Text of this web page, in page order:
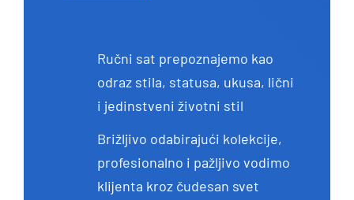
Ručni sat prepoznajemo kao
odraz stila, statusa, ukusa, lični
i jedinstveni životni stil
Brižljivo odabirajući kolekcije,
profesionalno i pažljivo vodimo
klijenta kroz čudesan svet